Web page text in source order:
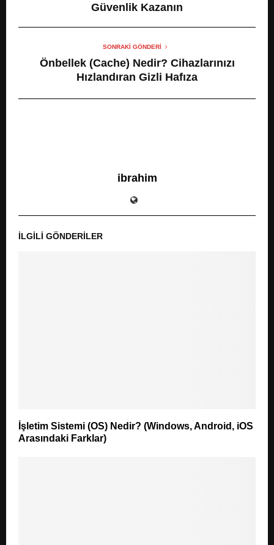
Güvenlik Kazanın
SONRAKI GÖNDERI
Önbellek (Cache) Nedir? Cihazlarınızı
Hızlandıran Gizli Hafıza
ibrahim
İLGILI GÖNDERILER
İşletim Sistemi (OS) Nedir? (Windows, Android, iOS
Arasındaki Farklar)